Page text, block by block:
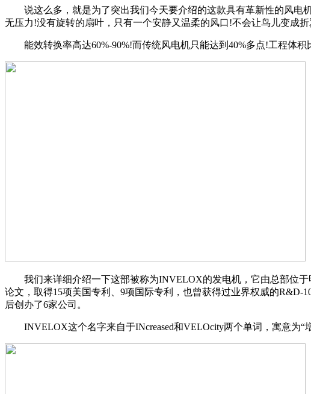
说这么多，就是为了突出我们今天要介绍的这款具有革新性的风电机
无压力!没有旋转的扇叶，只有一个安静又温柔的风口!不会让鸟儿变成
能效转换率高达60%-90%!而传统风电机只能达到40%多点!工程体
我们来详细介绍一下这部被称为INVELOX的发电机，它由总部位于
论文，取得15项美国专利、9项国际专利，也曾获得过业界权威的R&D-
后创办了6家公司。
INVELOX这个名字来自于INcreased和VELOcity两个单词，寓意为“